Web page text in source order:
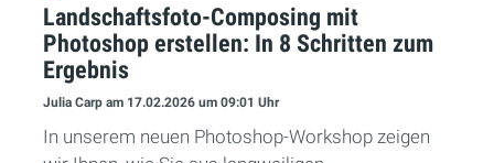
Landschaftsfoto-Composing mit
Photoshop erstellen: In 8 Schritten zum
Ergebnis
Julia Carp am 17.02.2026 um 09:01 Uhr
In unserem neuen Photoshop-Workshop zeigen